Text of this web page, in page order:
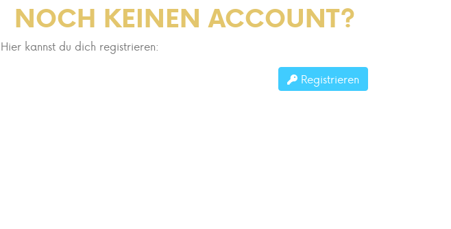
NOCH KEINEN ACCOUNT?
Hier kannst du dich registrieren:
Registrieren